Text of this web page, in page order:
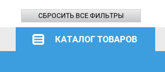
СБРОСИТЬ ВСЕ ФИЛЬТРЫ
КАТАЛОГ ТОВАРОВ